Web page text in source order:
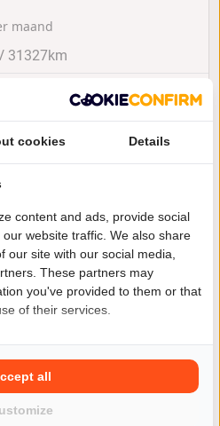
maand
/ 31327km
één oogopslag alle
250 L motoren. Wil je specifiek
lage kilometerstand of
Maak dan gebruik van ons
CRF 250 L van jouw
en snel contact op met de
cookies Details
content and ads, provide social
website traffic. We also share
our site with our social media,
These partners may
you've provided to them or that
of their services.
all